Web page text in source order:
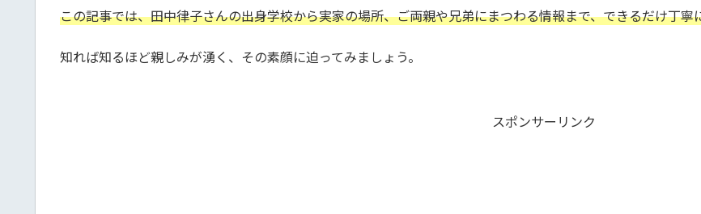
この記事では、田中律子さんの出身学校から実家の場所、ご両親や兄弟にまつわる情報まで、できるだけ丁寧
知れば知るほど親しみが湧く、その素顔に迫ってみましょう。
スポンサーリンク